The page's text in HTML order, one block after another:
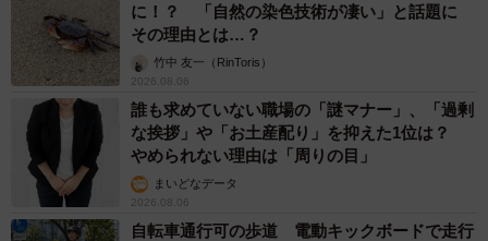
に！？ 「自然の染色技術が凄い」と話題に
その理由とは…？
竹中 友一（RinToris）
2026.08.06
誰も求めていない職場の「謎マナー」、「過剰
な挨拶」や「お土産配り」を抑えた1位は？
やめられない理由は「周りの目」
まいどなデータ
2026.08.06
自転車通行可の歩道 電動キックボードで走行